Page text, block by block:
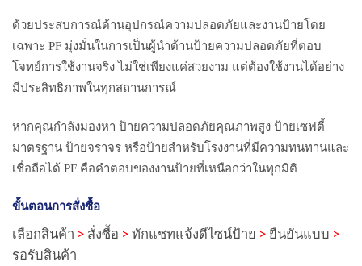
ด้วยประสบการณ์ด้านอุปกรณ์ความปลอดภัยและงานป้ายโดย
เฉพาะ PF มุ่งมั่นในการเป็นผู้นำด้านป้ายความปลอดภัยที่ตอบ
โจทย์การใช้งานจริง ไม่ใช่เพียงแค่สวยงาม แต่ต้องใช้งานได้อย่าง
มีประสิทธิภาพในทุกสถานการณ์
หากคุณกำลังมองหา ป้ายความปลอดภัยคุณภาพสูง ป้ายเซฟตี้
มาตรฐาน ป้ายจราจร หรือป้ายสำหรับโรงงานที่มีความทนทานและ
เชื่อถือได้ PF คือคำตอบของงานป้ายที่เหนือกว่าในทุกมิติ
ขั้นตอนการสั่งซื้อ
เลือกสินค้า > สั่งซื้อ > ทักแชทแจ้งดีไซน์ป้าย > ยืนยันแบบ >
รอรับสินค้า